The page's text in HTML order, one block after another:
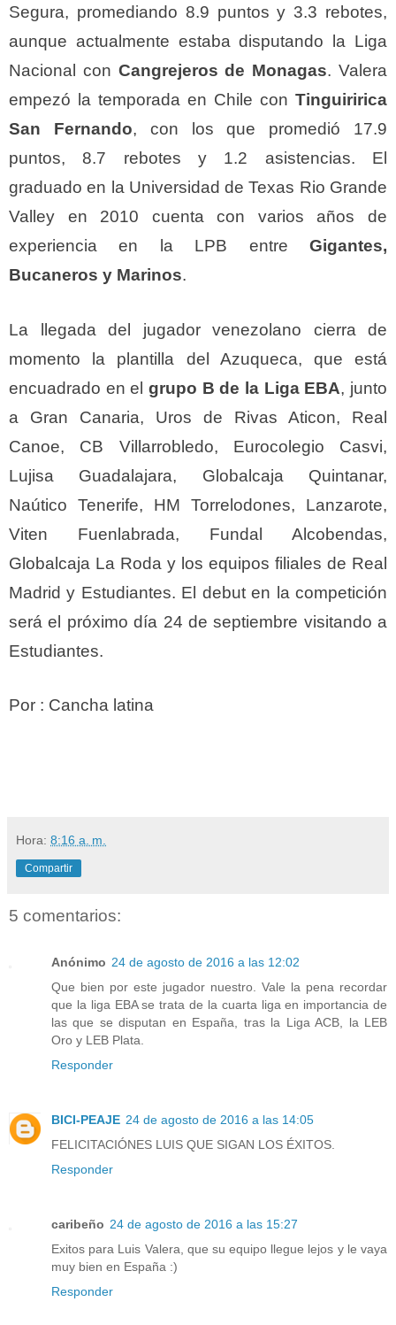
Segura, promediando 8.9 puntos y 3.3 rebotes,
aunque actualmente estaba disputando la Liga
Nacional con Cangrejeros de Monagas. Valera
empezó la temporada en Chile con Tinguiririca
San Fernando, con los que promedió 17.9
puntos, 8.7 rebotes y 1.2 asistencias. El
graduado en la Universidad de Texas Rio Grande
Valley en 2010 cuenta con varios años de
experiencia en la LPB entre Gigantes,
Bucaneros y Marinos.
La llegada del jugador venezolano cierra de
momento la plantilla del Azuqueca, que está
encuadrado en el grupo B de la Liga EBA, junto
a Gran Canaria, Uros de Rivas Aticon, Real
Canoe, CB Villarrobledo, Eurocolegio Casvi,
Lujisa Guadalajara, Globalcaja Quintanar,
Naútico Tenerife, HM Torrelodones, Lanzarote,
Viten Fuenlabrada, Fundal Alcobendas,
Globalcaja La Roda y los equipos filiales de Real
Madrid y Estudiantes. El debut en la competición
será el próximo día 24 de septiembre visitando a
Estudiantes.
Por : Cancha latina
Hora: 8:16 a. m.
Compartir
5 comentarios:
Anónimo 24 de agosto de 2016 a las 12:02
Que bien por este jugador nuestro. Vale la pena recordar
que la liga EBA se trata de la cuarta liga en importancia de
las que se disputan en España, tras la Liga ACB, la LEB
Oro y LEB Plata.
Responder
BICI-PEAJE 24 de agosto de 2016 a las 14:05
FELICITACIÓNES LUIS QUE SIGAN LOS ÉXITOS.
Responder
caribeño 24 de agosto de 2016 a las 15:27
Exitos para Luis Valera, que su equipo llegue lejos y le vaya
muy bien en España :)
Responder